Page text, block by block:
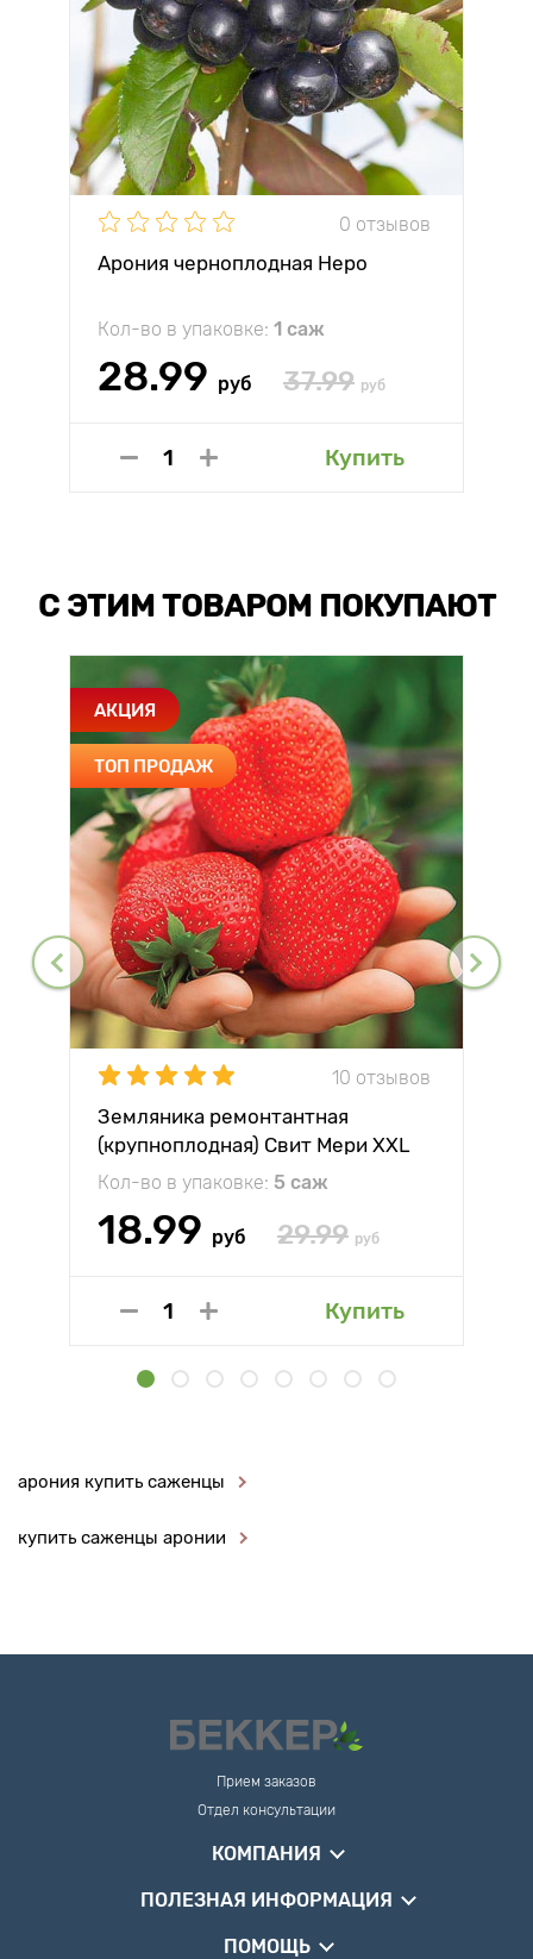
0 отзывов
Арония черноплодная Неро
Кол-во в упаковке: 1 саж
28.99 руб 37.99 руб
Купить
С ЭТИМ ТОВАРОМ ПОКУПАЮТ
АКЦИЯ
ТОП ПРОДАЖ
10 отзывов
Земляника ремонтантная
(крупноплодная) Свит Мери XXL
Кол-во в упаковке: 5 саж
18.99 руб 29.99 руб
Купить
арония купить саженцы
купить саженцы аронии
Прием заказов
Отдел консультации
КОМПАНИЯ
ПОЛЕЗНАЯ ИНФОРМАЦИЯ
ПОМОЩЬ